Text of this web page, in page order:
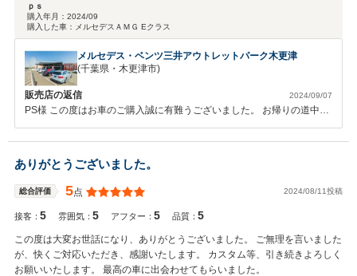
ｐｓ
購入年月： 2024/09
購入した車：
メルセデスＡＭＧ Eクラス
メルセデス・ベンツ三井アウトレットパーク木更津
(千葉県・木更津市)
販売店の返信 2024/09/07
PS様 この度はお車のご購入誠に有難うございました。 お帰りの道中は
いかがでしたでしょうか。貴重なご意見ありがとうございます。 お褒
めの言葉を頂き誠に光栄でございます。今後の活動の励みさせて頂きま
す。 今後もより良いメルセデスベンツライフを送って頂けるよう全力
でサポートさせて頂きます。ご不明な点がございましたら何なりと御連
絡頂けると幸いでございます。 引き続き宜しくお願い致します。 担当
瓜生
ありがとうございました。
総合評価 5点 2024/08/11投稿
接客：5 雰囲気：5 アフター：5 品質：5
この度は大変お世話になり、ありがとうございました。 ご無理を言いました
が、快くご対応いただき、感謝いたします。 カスタム等、引き続きよろしく
お願いいたします。 最高の車に出会わせてもらいました。